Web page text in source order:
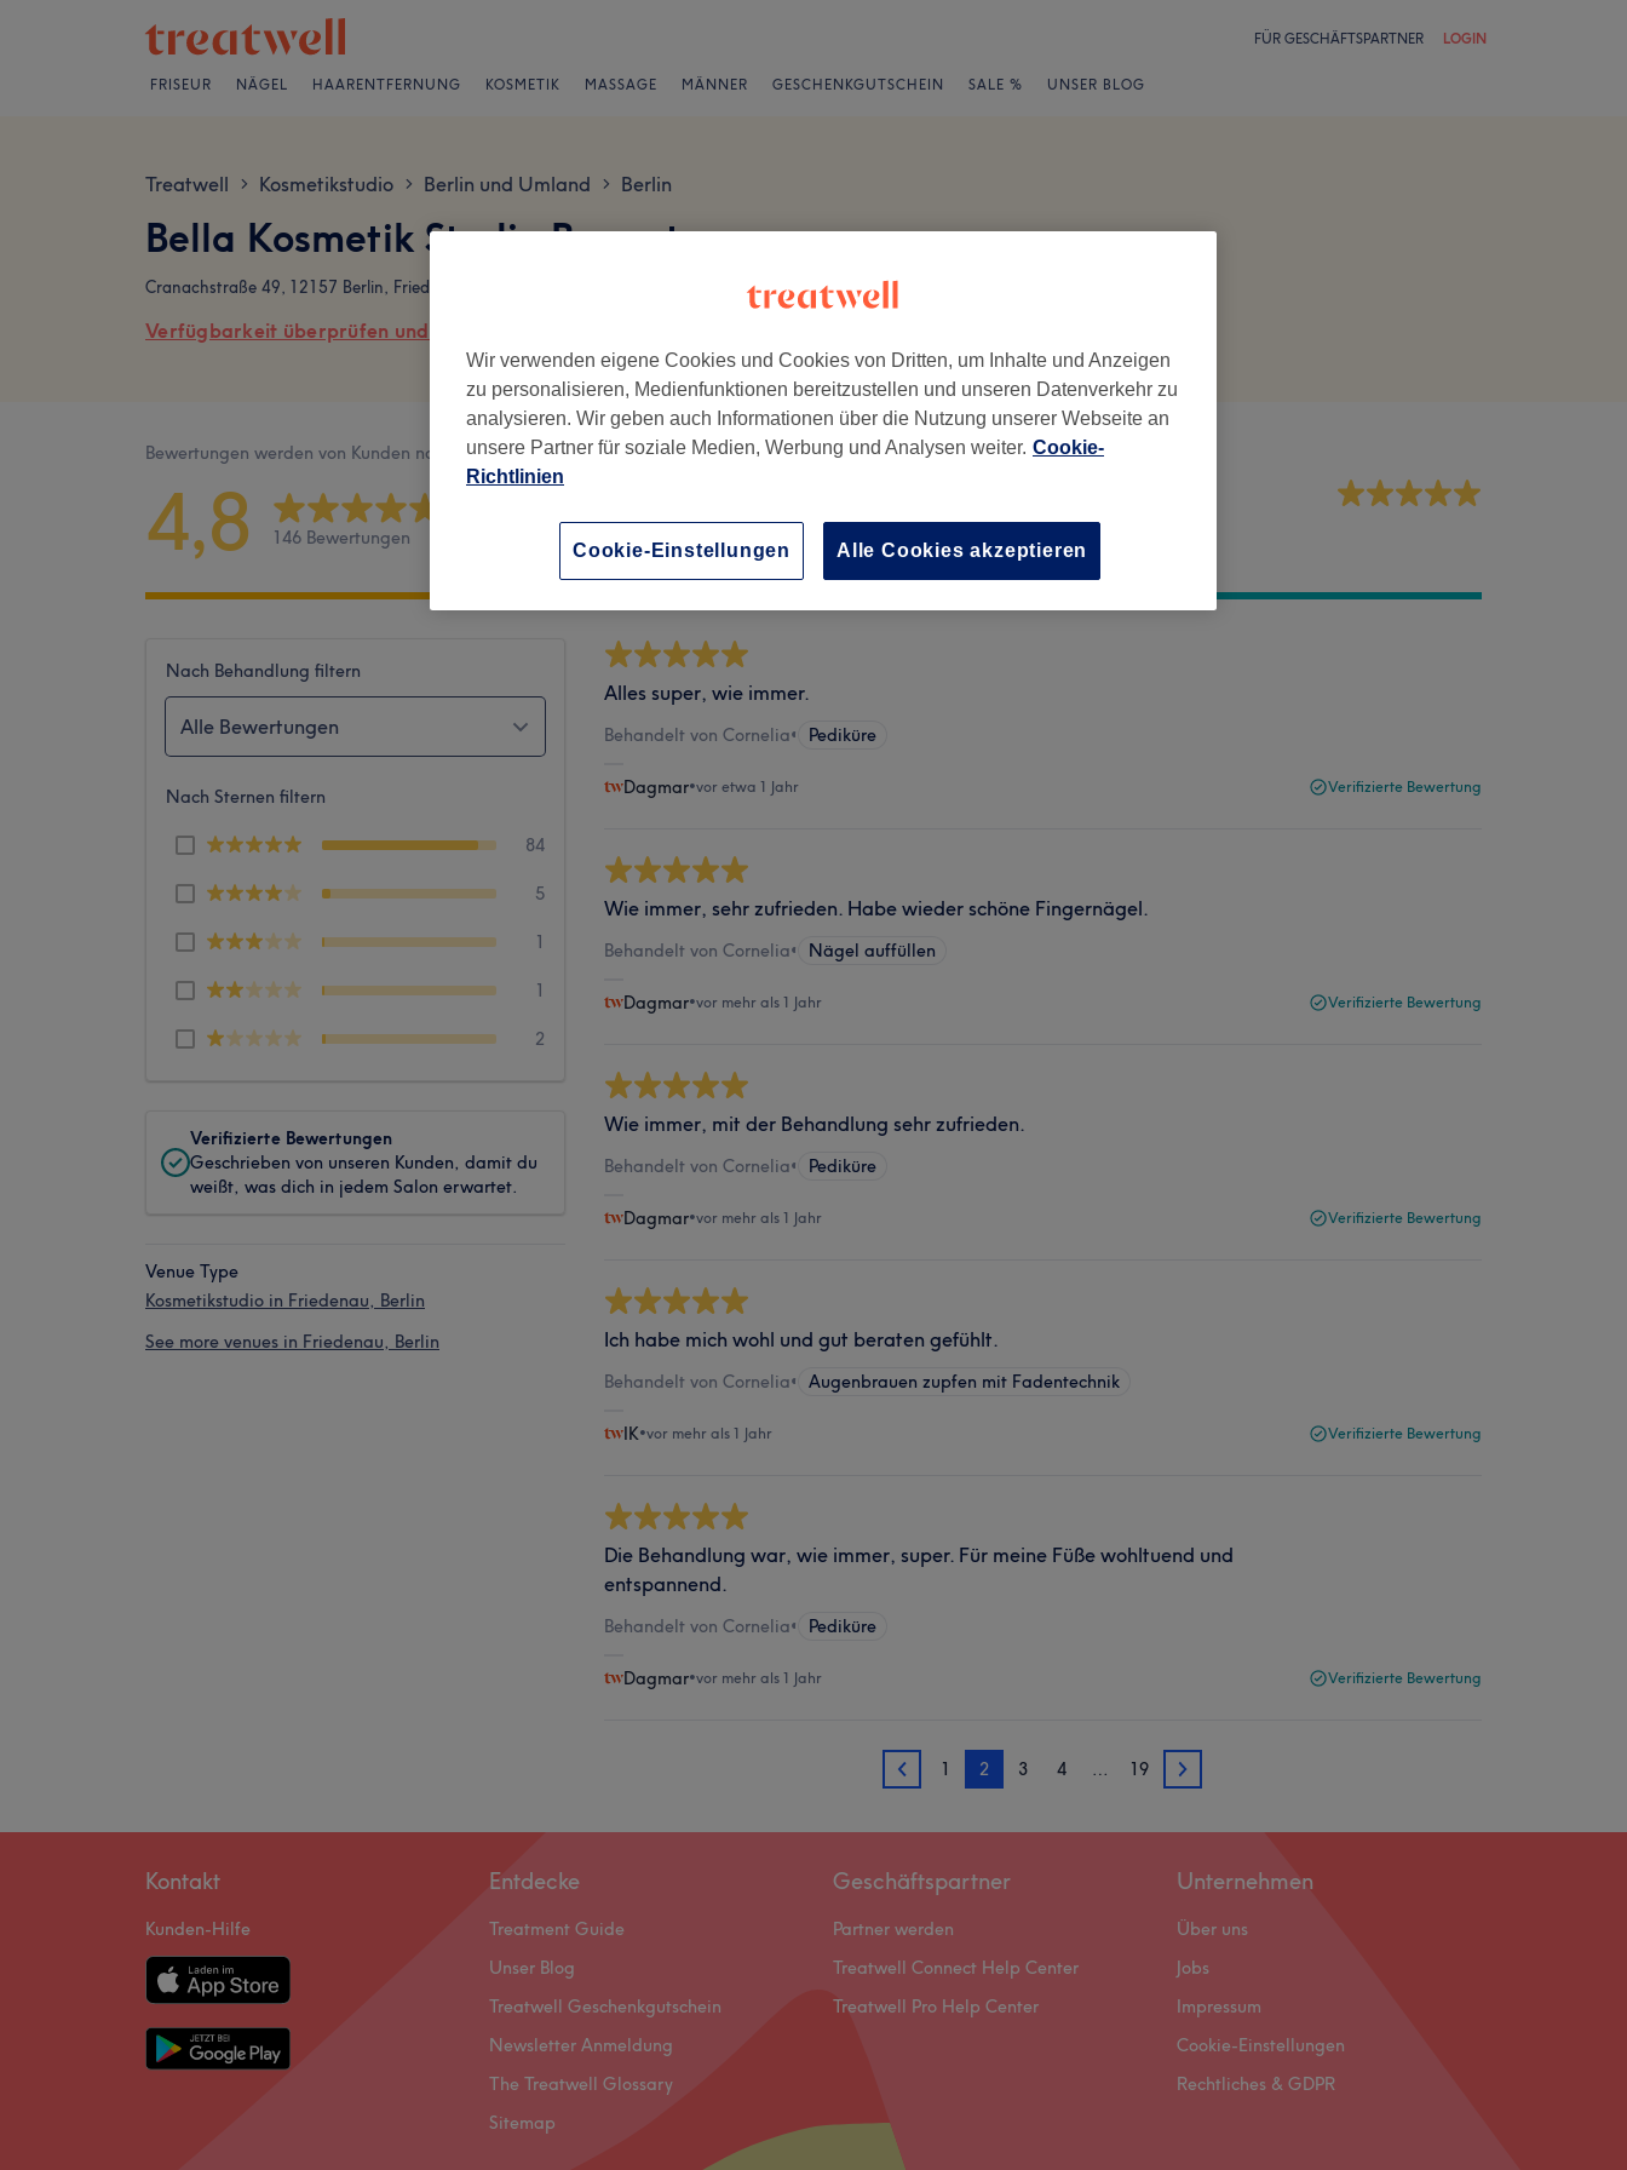
FÜR GESCHÄFTSPARTNER LOGIN
FRISEUR NÄGEL HAARENTFERNUNG KOSMETIK MASSAGE MÄNNER GESCHENKGUTSCHEIN SALE % UNSER BLOG
Treatwell > Kosmetikstudio > Berlin und Umland > Berlin
Bella Kosmetik Studio Bewertungen
Cranachstraße 49, 12157 Berlin, Friedenau
Verfügbarkeit überprüfen und online buchen
Bewertungen werden von Kunden nach ihrem Besuch geschrieben.
4,8 146 Bewertungen Sauberkeit
Nach Behandlung filtern
Alle Bewertungen
Nach Sternen filtern
84
5
1
1
2
Verifizierte Bewertungen
Geschrieben von unseren Kunden, damit du
weißt, was dich in jedem Salon erwartet.
Venue Type
Kosmetikstudio in Friedenau, Berlin
See more venues in Friedenau, Berlin
Alles super, wie immer.
Behandelt von Cornelia• Pediküre
Dagmar•vor etwa 1 Jahr Verifizierte Bewertung
Wie immer, sehr zufrieden. Habe wieder schöne Fingernägel.
Behandelt von Cornelia• Nägel auffüllen
Dagmar•vor mehr als 1 Jahr Verifizierte Bewertung
Wie immer, mit der Behandlung sehr zufrieden.
Behandelt von Cornelia• Pediküre
Dagmar•vor mehr als 1 Jahr Verifizierte Bewertung
Ich habe mich wohl und gut beraten gefühlt.
Behandelt von Cornelia• Augenbrauen zupfen mit Fadentechnik
IK•vor mehr als 1 Jahr Verifizierte Bewertung
Die Behandlung war, wie immer, super. Für meine Füße wohltuend und
entspannend.
Behandelt von Cornelia• Pediküre
Dagmar•vor mehr als 1 Jahr Verifizierte Bewertung
1 1 2 3 4 … 19 3
Kontakt
Kunden-Hilfe
Entdecke
Treatment Guide
Unser Blog
Treatwell Geschenkgutschein
Newsletter Anmeldung
The Treatwell Glossary
Sitemap
Geschäftspartner
Partner werden
Treatwell Connect Help Center
Treatwell Pro Help Center
Unternehmen
Über uns
Jobs
Impressum
Cookie-Einstellungen
Rechtliches & GDPR
Wir verwenden eigene Cookies und Cookies von Dritten, um Inhalte und Anzeigen
zu personalisieren, Medienfunktionen bereitzustellen und unseren Datenverkehr zu
analysieren. Wir geben auch Informationen über die Nutzung unserer Webseite an
unsere Partner für soziale Medien, Werbung und Analysen weiter. Cookie-
Richtlinien
Cookie-Einstellungen Alle Cookies akzeptieren